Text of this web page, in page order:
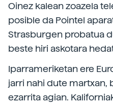
Oinez kalean zoazela
posible da Pointel
Strasburgen probatua
beste hiri askotara
Iparrameriketan ere
jarri nahi dute martxan,
ezarrita agian.